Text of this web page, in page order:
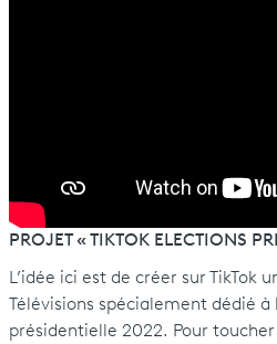
PROJET « TIKTOK ELECTIONS
L’idée ici est de créer sur TikTok
Télévisions spécialement dédié
présidentielle 2022. Pour